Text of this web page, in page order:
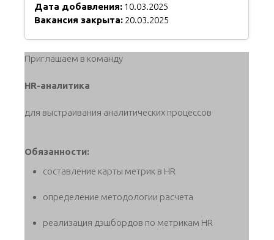
Дата добавления: 10.03.2025
Вакансия закрыта: 20.03.2025
Приглашаем в команду
HR-аналитика
для выстраивания аналитических процессов
Обязанности:
составление карты метрик в HR
определение методологии расчета
реализация дэшбордов по метрикам HR